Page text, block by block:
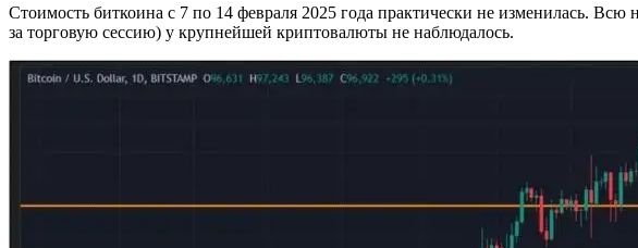
Стоимость биткоина с 7 по 14 февраля 2025 года практически не изменилась.
за торговую сессию) у крупнейшей криптовалюты не наблюдалось.